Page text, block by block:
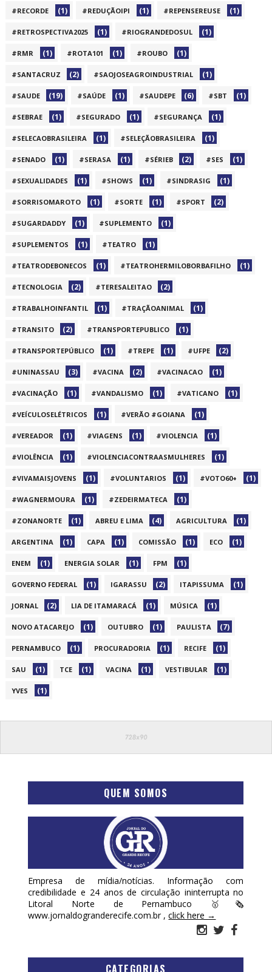
#RECORDE (1) #REDUÇÃOIPI (1) #REPENSEREUSE (1)
#RETROSPECTIVA2025 (1) #RIOGRANDEDOSUL (1)
#RMR (1) #ROTA101 (1) #ROUBO (1)
#SANTACRUZ (2) #SAOJOSEAGROINDUSTRIAL (1)
#SAUDE (19) #SAÚDE (1) #SAUDEPE (6) #SBT (1)
#SEBRAE (1) #SEGURADO (1) #SEGURANÇA (1)
#SELECAOBRASILEIRA (1) #SELEÇÃOBRASILEIRA (1)
#SENADO (1) #SERASA (1) #SÉRIEB (2) #SES (1)
#SEXUALIDADES (1) #SHOWS (1) #SINDRASIG (1)
#SORRISOMAROTO (1) #SORTE (1) #SPORT (2)
#SUGARDADDY (1) #SUPLEMENTO (1)
#SUPLEMENTOS (1) #TEATRO (1)
#TEATRODEBONECOS (1) #TEATROHERMILOBORBAFILHO (1)
#TECNOLOGIA (2) #TERESALEITAO (2)
#TRABALHOINFANTIL (1) #TRAÇÃOANIMAL (1)
#TRANSITO (2) #TRANSPORTEPUBLICO (1)
#TRANSPORTEPÚBLICO (1) #TREPE (1) #UFPE (2)
#UNINASSAU (3) #VACINA (2) #VACINACAO (1)
#VACINAÇÃO (1) #VANDALISMO (1) #VATICANO (1)
#VEÍCULOSELÉTRICOS (1) #VERÃO #GOIANA (1)
#VEREADOR (1) #VIAGENS (1) #VIOLENCIA (1)
#VIOLÊNCIA (1) #VIOLENCIACONTRAASMULHERES (1)
#VIVAMAISJOVENS (1) #VOLUNTARIOS (1) #VOTO60+ (1)
#WAGNERMOURA (1) #ZEDEIRMATECA (1)
#ZONANORTE (1) ABREU E LIMA (4) AGRICULTURA (1)
ARGENTINA (1) CAPA (1) COMISSÃO (1) ECO (1)
ENEM (1) ENERGIA SOLAR (1) FPM (1)
GOVERNO FEDERAL (1) IGARASSU (2) ITAPISSUMA (1)
JORNAL (2) LIA DE ITAMARACÁ (1) MÚSICA (1)
NOVO ATACAREJO (1) OUTUBRO (1) PAULISTA (7)
PERNAMBUCO (1) PROCURADORIA (1) RECIFE (1)
SAU (1) TCE (1) VACINA (1) VESTIBULAR (1)
YVES (1)
QUEM SOMOS
Empresa de mídia/notícias. Informação com
credibilidade e 24 anos de circulação ininterrupta no
Litoral Norte de Pernambuco 🥇🗞
www.jornaldogranderecife.com.br ,click here →
CATEGORIAS